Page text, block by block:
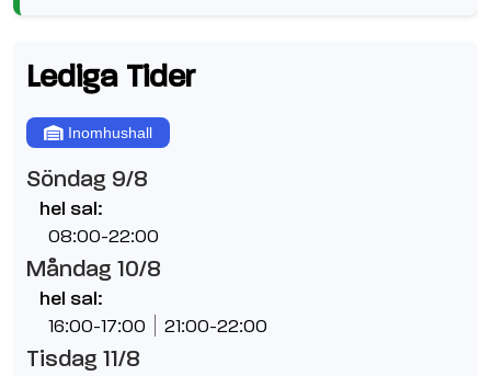
Lediga Tider
Inomhushall
Söndag 9/8
hel sal:
08:00-22:00
Måndag 10/8
hel sal:
16:00-17:00 21:00-22:00
Tisdag 11/8